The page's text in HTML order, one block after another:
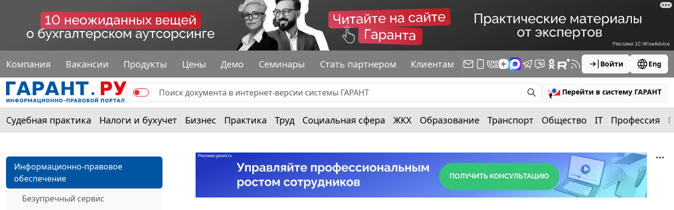
Компания Вакансии Продукты Цены Демо Семинары Стать партнером Клиентам Войти Eng
Перейти в систему ГАРАНТ
Судебная практика Налоги и бухучет Бизнес Практика Труд Социальная сфера ЖКХ Образование Транспорт Общество IT Профессия
Информационно-правовое
обеспечение
Безупречный сервис